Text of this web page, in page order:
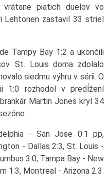
piatich duelov vo
Lehtonen zastavil 33 striel
Tampy Bay 1:2 a ukončili
St. Louis doma zdolalo
siedmu výhru v sérii. O
1:0 rozhodol v predĺžení
Martin Jones kryl 34
- San Jose 0:1 pp,
- Dallas 2:3, St. Louis -
3:0, Tampa Bay - New
1:3, Montreal - Arizona 2:3